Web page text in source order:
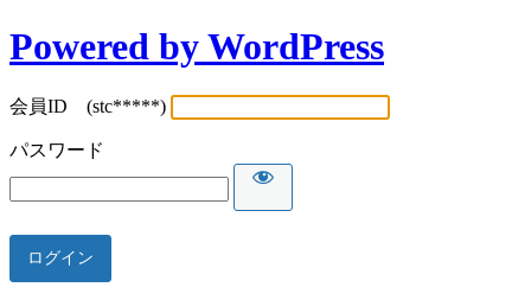
Powered by WordPress
会員ID (stc*****)
パスワード